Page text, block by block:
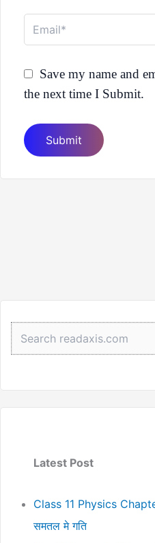
Email*
Save my name and
the next time I Submit.
Latest Post
Class 11 Physics
समतल मे गति